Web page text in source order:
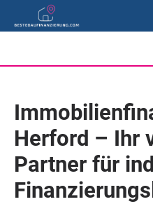
Herford – Ihr
Partner für